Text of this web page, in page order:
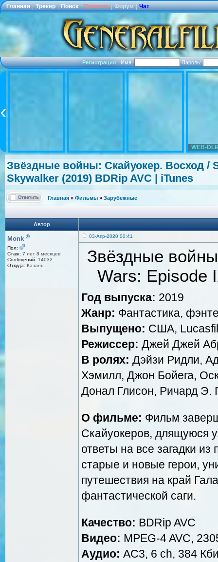
Главная | Трекер | Поиск | Правила | Форум | Чат
Регистрация·Имя: Пароль:
WEB-
Звёздные войны: Скайуокер. Восход /
Skywalker (2019) BDRip AVC | iTunes
Главная » Фильмы » Зарубежные
Автор
Monk ®
Пол:
Стаж: 7 лет 8 месяцев
Сообщений: 14032
Откуда: Казань
03-Апр-2020 00:41
Звёздные
Wars: Episode
Год выпуска: 2019
Жанр: Фантастика,
Выпущено: США,
Режиссер: Джей Джей
В ролях: Дэйзи Ридли,
Хэмилл, Джон Бойега,
Донал Глисон, Ричард Э.
О фильме: Фильм
Скайуокеров, длящуюся
ответы на все загадки
старые и новые герои,
путешествия на край
фантастической саги.
Качество: BDRip AVC
Видео: MPEG-4 AVC,
Аудио: AC3, 6 ch, 384